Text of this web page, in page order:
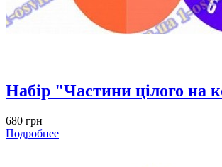
Набір "Частини цілого на
680 грн
Подробнее